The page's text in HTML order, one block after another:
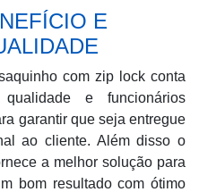
E
com zip lock conta
e funcionários
garantir que seja entregue
ao cliente. Além disso o
a melhor solução para
bom resultado com ótimo